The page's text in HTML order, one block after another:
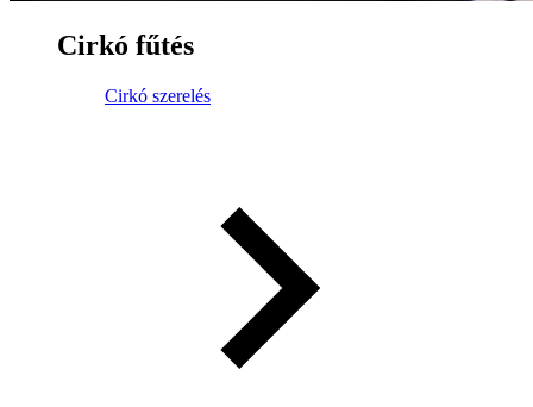
Cirkó fűtés
Cirkó szerelés